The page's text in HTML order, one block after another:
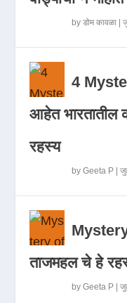
byडोम कावळा |
4
आहेत भारतातील
रहस्य
byGeeta P |
ताजमहल चे हे
byGeeta P |